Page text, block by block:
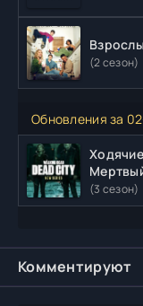
(2 сезон)
Обновления за
(3 сезон)
Комментируют